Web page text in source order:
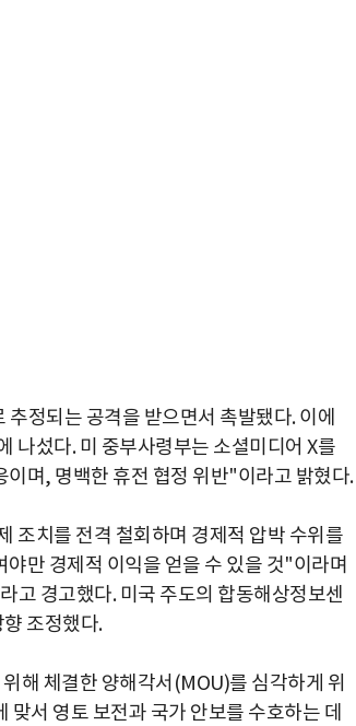
정되는 공격을 받으면서 촉발됐다. 이에
나섰다. 미 중부사령부는 소셜미디어 X를
며, 명백한 휴전 협정 위반"이라고 밝혔다.
조치를 전격 철회하며 경제적 압박 수위를
만 경제적 이익을 얻을 수 있을 것"이라며
고 경고했다. 미국 주도의 합동해상정보센
조정했다.
해 체결한 양해각서(MOU)를 심각하게 위
서 영토 보전과 국가 안보를 수호하는 데